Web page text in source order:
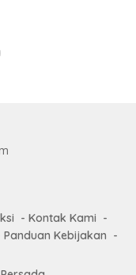
Kontak Kami
Panduan Kebijakan